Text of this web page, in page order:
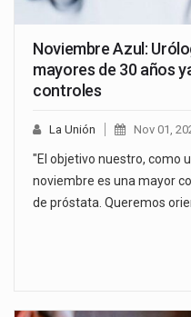
Noviembre Azul:
mayores de 30 años
controles
La Unión Nov 01,
"El objetivo nuestro, como
noviembre es una mayor
de próstata. Queremos